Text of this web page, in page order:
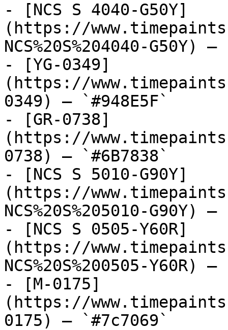
- [NCS S 4040-G50Y]
(https://
NCS%20S%204040-G50Y)
- [YG-0349]
(https://
0349) — `#948E5F`
- [GR-0738]
(https://
0738) — `#6B7838`
- [NCS S 5010-G90Y]
(https://
NCS%20S%205010-G90Y)
- [NCS S 0505-Y60R]
(https://
NCS%20S%200505-Y60R)
- [M-0175]
(https://
0175) — `#7c7069`